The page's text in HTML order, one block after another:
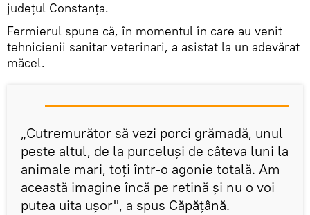
judeţul Constanţa.
Fermierul spune că, în momentul în care au venit
tehnicienii sanitar veterinari, a asistat la un adevărat
măcel.
„Cutremurător să vezi porci grămadă, unul
peste altul, de la purceluşi de câteva luni la
animale mari, toţi într-o agonie totală. Am
această imagine încă pe retină şi nu o voi
putea uita uşor", a spus Căpăţână.